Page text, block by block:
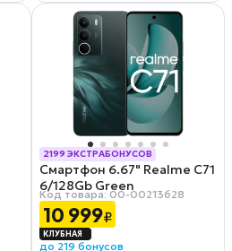
2199 ЭКСТРАБОНУСОВ
РАССРОЧКА 0-0-12
Смартфон 6.67" Realme C71
6/128Gb Green
Код товара: 00-00213628
10 999₽
до 219 бонусов